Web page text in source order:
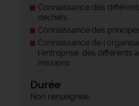
Connaissance des
déchets
Connaissance des
Connaissance de
l'entreprise, des différents
missions
Durée
Non renseignée